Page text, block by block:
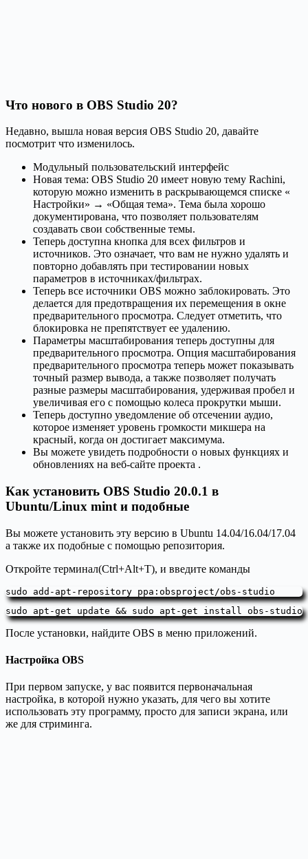
Что нового в OBS Studio 20?
Недавно, вышла новая версия OBS Studio 20, давайте
посмотрит что изменилось.
Модульный пользовательский интерфейс
Новая тема: OBS Studio 20 имеет новую тему Rachini,
которую можно изменить в раскрывающемся списке «
Настройки» → «Общая тема». Тема была хорошо
документирована, что позволяет пользователям
создавать свои собственные темы.
Теперь доступна кнопка для всех фильтров и
источников. Это означает, что вам не нужно удалять и
повторно добавлять при тестировании новых
параметров в источниках/фильтрах.
Теперь все источники OBS можно заблокировать. Это
делается для предотвращения их перемещения в окне
предварительного просмотра. Следует отметить, что
блокировка не препятствует ее удалению.
Параметры масштабирования теперь доступны для
предварительного просмотра. Опция масштабирования
предварительного просмотра теперь может показывать
точный размер вывода, а также позволяет получать
разные размеры масштабирования, удерживая пробел и
увеличивая его с помощью колеса прокрутки мыши.
Теперь доступно уведомление об отсечении аудио,
которое изменяет уровень громкости микшера на
красный, когда он достигает максимума.
Вы можете увидеть подробности о новых функциях и
обновлениях на веб-сайте проекта .
Как установить OBS Studio 20.0.1 в
Ubuntu/Linux mint и подобные
Вы можете установить эту версию в Ubuntu 14.04/16.04/17.04
а также их подобные с помощью репозитория.
Откройте терминал(Ctrl+Alt+T), и введите команды
sudo add-apt-repository ppa:obsproject/obs-studio
sudo apt-get update && sudo apt-get install obs-studio
После установки, найдите OBS в меню приложений.
Настройка OBS
При первом запуске, у вас появится первоначальная
настройка, в которой нужно указать, для чего вы хотите
использовать эту программу, просто для записи экрана, или
же для стриминга.